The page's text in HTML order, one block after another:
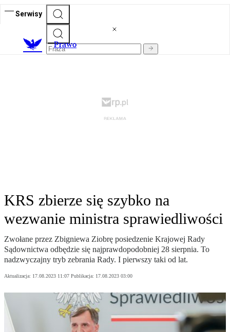
Serwisy
Prawo
KRS zbierze się szybko na
wezwanie ministra sprawiedliwości
Zwołane przez Zbigniewa Ziobrę posiedzenie Krajowej Rady
Sądownictwa odbędzie się najprawdopodobniej 28 sierpnia. To
nadzwyczajny tryb zebrania Rady. I pierwszy taki od lat.
Aktualizacja: 17.08.2023 11:07 Publikacja: 17.08.2023 03:00